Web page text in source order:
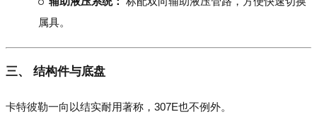
属具。
三、 结构件与底盘
卡特彼勒一向以结实耐用著称，307E也不例外。